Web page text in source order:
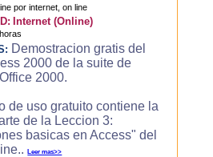
Internet (Online)
horas
Demostracion gratis del
2000 de la suite de
2000.
de uso gratuito contiene la
de la Leccion 3:
basicas en Access" del
Leer mas>>